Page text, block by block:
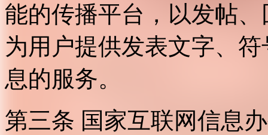
能的传播平台，以发帖
为用户提供发表文字、
息的服务。
第三条 国家互联网信息